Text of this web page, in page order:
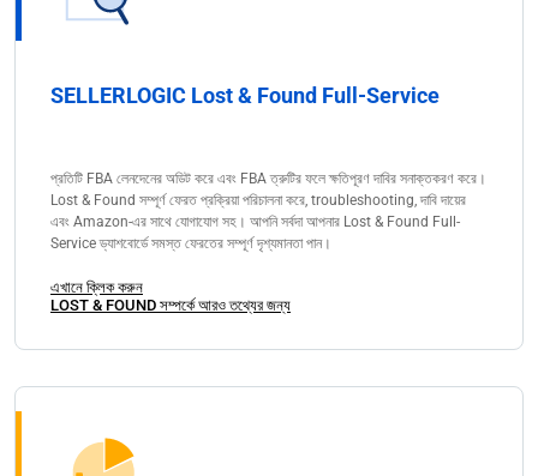
SELLERLOGIC Lost & Found Full-Service
প্রতিটি FBA লেনদেনের অডিট করে এবং FBA ত্রুটির ফলে ক্ষতিপূরণ দাবির সনাক্তকরণ করে।
Lost & Found সম্পূর্ণ ফেরত প্রক্রিয়া পরিচালনা করে, troubleshooting, দাবি দায়ের
এবং Amazon-এর সাথে যোগাযোগ সহ। আপনি সর্বদা আপনার Lost & Found Full-
Service ড্যাশবোর্ডে সমস্ত ফেরতের সম্পূর্ণ দৃশ্যমানতা পান।
এখানে ক্লিক করুন
LOST & FOUND সম্পর্কে আরও তথ্যের জন্য